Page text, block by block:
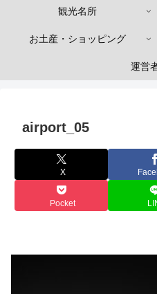
観光名所
お土産・ショッピング
運営
airport_05
X
Pocket